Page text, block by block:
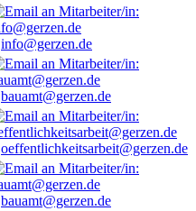
info@gerzen.de
bauamt@gerzen.de
oeffentlichkeitsarbeit@gerzen.de
bauamt@gerzen.de